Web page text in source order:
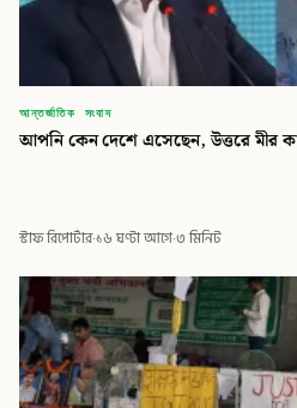
আন্তর্জাতিক সংবাদ
আপনি কেন দেশে এসেছেন, উত্তরে মীর
স্টাফ রিপোর্টার·১৬ ঘণ্টা আগে·৩ মিনিট